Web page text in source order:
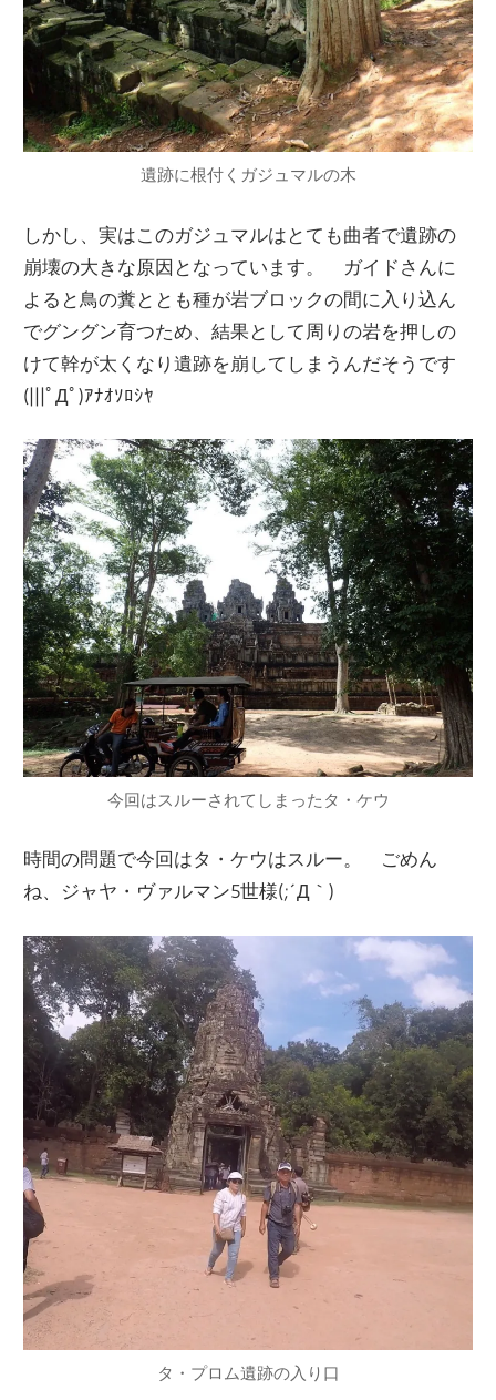
遺跡に根付くガジュマルの木
しかし、実はこのガジュマルはとても曲者で遺跡の
崩壊の大きな原因となっています。 ガイドさんに
よると鳥の糞ととも種が岩ブロックの間に入り込ん
でグングン育つため、結果として周りの岩を押しの
けて幹が太くなり遺跡を崩してしまうんだそうです
(|||ﾟДﾟ)ｱﾅｵｿﾛｼﾔ
今回はスルーされてしまったタ・ケウ
時間の問題で今回はタ・ケウはスルー。 ごめん
ね、ジャヤ・ヴァルマン5世様(;´Д｀)
タ・プロム遺跡の入り口